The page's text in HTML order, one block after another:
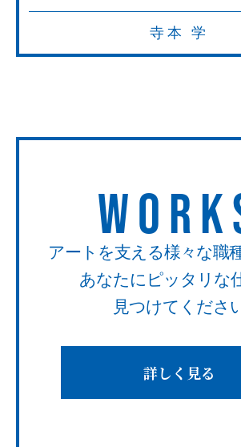
寺本 学
アートを支える様々な職
あなたにピッタリな
見つけてくださ
詳しく見る